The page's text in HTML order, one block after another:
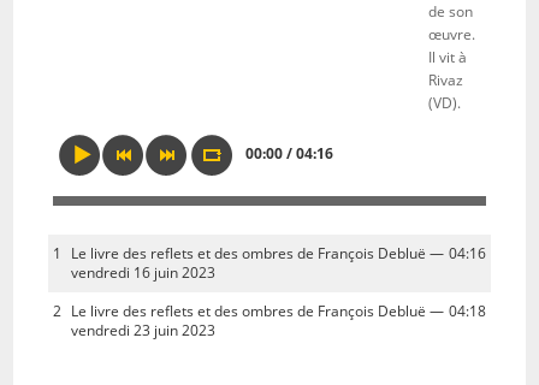
de son
œuvre.
Il vit à
Rivaz
(VD).
00:00 / 04:16
1 04:16
Le livre des reflets et des ombres de François Debluë —
vendredi 16 juin 2023
2
04:18
Le livre des reflets et des ombres de François Debluë —
vendredi 23 juin 2023